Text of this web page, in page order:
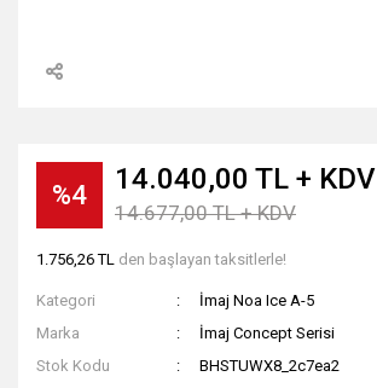
%4 14.040,00 TL + KDV
14.677,00 TL + KDV
1.756,26 TL den başlayan taksitlerle!
Kategori
İmaj Noa Ice A-5
Marka
İmaj Concept Serisi
Stok Kodu
BHSTUWX8_2c7ea2